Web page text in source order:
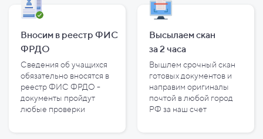
Вносим в реестр ФИС
ФРДО
Сведения об учащихся
обязательно вносятся в
реестр ФИС ФРДО -
документы пройдут
любые проверки
Высылаем скан
за2 часа
Вышлем срочный скан
готовых документов и
направим оригиналы
почтой в любой город
РФ за наш счет